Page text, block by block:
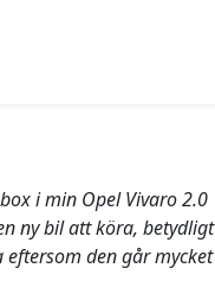
i min Opel Vivaro 2.0
ny bil att köra, betydligt
den går mycket